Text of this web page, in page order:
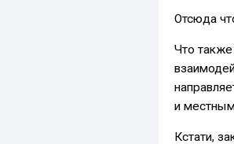
Отсюда
Что также
и
Кстати,